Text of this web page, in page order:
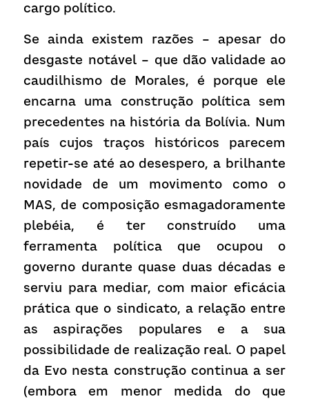
cargo político.
Se ainda existem razões – apesar do
desgaste notável – que dão validade ao
caudilhismo de Morales, é porque ele
encarna uma construção política sem
precedentes na história da Bolívia. Num
país cujos traços históricos parecem
repetir-se até ao desespero, a brilhante
novidade de um movimento como o
MAS, de composição esmagadoramente
plebéia, é ter construído uma
ferramenta política que ocupou o
governo durante quase duas décadas e
serviu para mediar, com maior eficácia
prática que o sindicato, a relação entre
as aspirações populares e a sua
possibilidade de realização real. O papel
da Evo nesta construção continua a ser
(embora em menor medida do que